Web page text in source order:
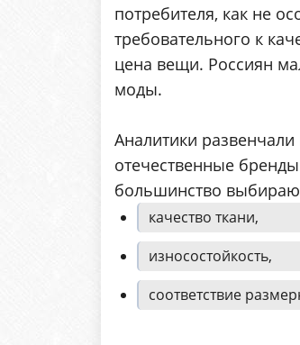
потребителя, как не
требовательного к
цена вещи. Россиян
моды.
Аналитики
отечественные
большинство
качество ткани,
износостойкость,
соответствие